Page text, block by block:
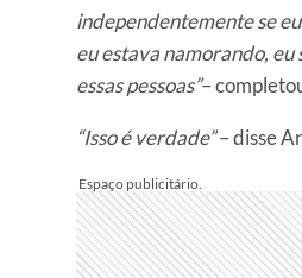
independentemente se
eu estava namorando,
essas pessoas”–
“Isso é verdade”– disse